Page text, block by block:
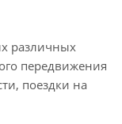
различных
передвижения
поездки на